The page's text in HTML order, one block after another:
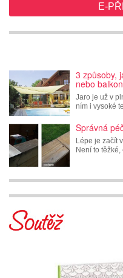
E-
3 způsoby,
nebo balkon
Jaro je už v
ním i vysoké
Správná
Lépe je začít
Není to těžké,